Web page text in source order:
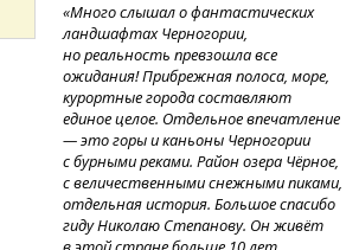
«Много слышал о фантастических
ландшафтах Черногории,
но реальность превзошла все
ожидания! Прибрежная полоса, море,
курортные города составляют
единое целое. Отдельное впечатление
— это горы и каньоны Черногории
с бурными реками. Район озера Чёрное,
с величественными снежными пиками,
отдельная история. Большое спасибо
гиду Николаю Степанову. Он живёт